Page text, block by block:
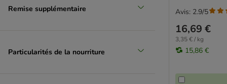
Life Cat
Lucky Lou
Remise supplémentaire
Particularités de la nourriture
16,69 €
3,35 € / kg
15,86 €
Avis: 2.9/5